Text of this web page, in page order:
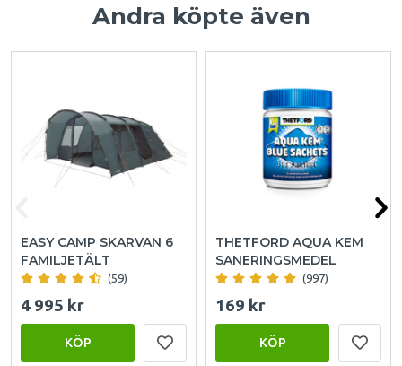
Andra köpte även
EASY CAMP SKARVAN 6
FAMILJETÄLT
(59)
4 995 kr
KÖP
THETFORD AQUA KEM
SANERINGSMEDEL
(997)
169 kr
KÖP